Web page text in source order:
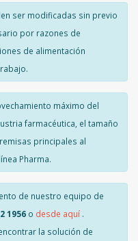
ser modificadas sin previo
por razones de
de alimentación
máximo del
farmacéutica, el tamaño
principales al
Pharma.
de nuestro equipo de
1956 o desde aquí .
la solución de